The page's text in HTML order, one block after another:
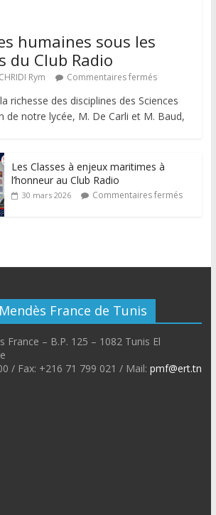
humaines sous les
du Club Radio
CHRIDI Rym Commentaires fermés
richesse des disciplines des Sciences
de notre lycée, M. De Carli et M. Baud,
Les Classes à enjeux maritimes à
l’honneur au Club Radio
30 mars 2026 Commentaires fermés
France de Tunis
France – B.P. 125 – 1082 Tunis El
/ Fax: +216 71 799 021 / Mail: pmf@ert.tn